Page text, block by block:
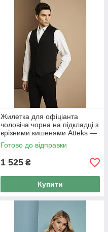
Жилетка для офіціанта
чоловіча чорна на підкладці з
врізними кишенями Atteks —
01110
Готово до відправки
1 525 ₴
Купити